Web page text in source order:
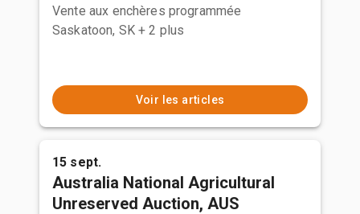
Vente aux enchères programmée
Saskatoon, SK + 2 plus
Voir les articles
15 sept.
Australia National Agricultural
Unreserved Auction, AUS